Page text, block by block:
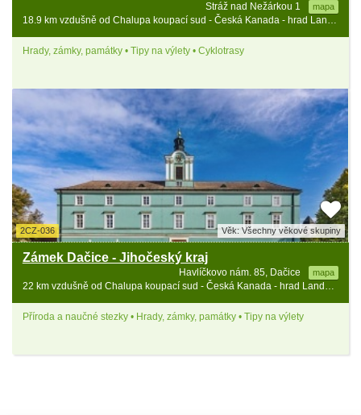
Stráž nad Nežárkou 1 mapa
18.9 km vzdušně od Chalupa koupací sud - Česká Kanada - hrad Landštejn
Hrady, zámky, památky • Tipy na výlety • Cyklotrasy
2CZ-036 Věk: Všechny věkové skupiny
Zámek Dačice - Jihočeský kraj
Havlíčkovo nám. 85, Dačice mapa
22 km vzdušně od Chalupa koupací sud - Česká Kanada - hrad Landštejn
Příroda a naučné stezky • Hrady, zámky, památky • Tipy na výlety